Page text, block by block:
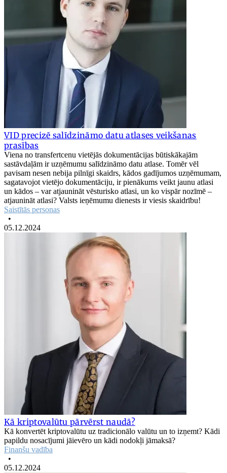
VID precizē salīdzināmo datu atlases veikšanas
prasības
Viena no transfertcenu vietējās dokumentācijas būtiskākajām
sastāvdaļām ir uzņēmumu salīdzināmo datu atlase. Tomēr vēl
pavisam nesen nebija pilnīgi skaidrs, kādos gadījumos uzņēmumam,
sagatavojot vietējo dokumentāciju, ir pienākums veikt jaunu atlasi
un kādos – var atjaunināt vēsturisko atlasi, un ko vispār nozīmē –
atjaunināt atlasi? Valsts ieņēmumu dienests ir viesis skaidrību!
Saistītās personas
•
05.12.2024
Kā kriptovalūtu pārvērst naudā?
Kā konvertēt kriptovalūtu uz tradicionālo valūtu un to izņemt? Kādi
papildu nosacījumi jāievēro un kādi nodokļi jāmaksā?
Finanšu vadība
•
05.12.2024